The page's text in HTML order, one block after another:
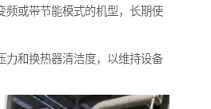
频或带节能模式的机型，长期使
力和换热器清洁度，以维持设备